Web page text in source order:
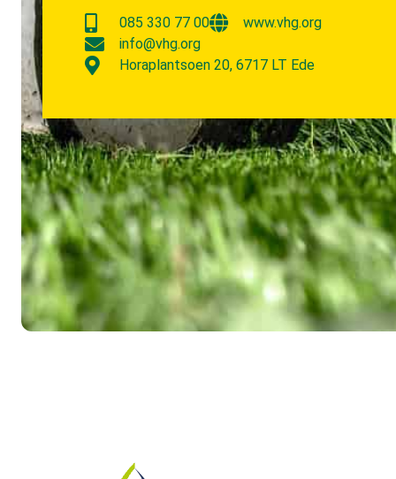
085 330 77 00
www.vhg.org
info@vhg.org
Horaplantsoen 20, 6717 LT Ede